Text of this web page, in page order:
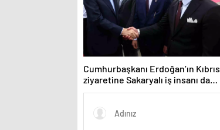
Cumhurbaşkanı Erdoğan’ın Kıbrıs
ziyaretine Sakaryalı iş insanı da
eşlik etti